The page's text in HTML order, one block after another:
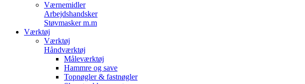
Værnemidler
Arbejdshandsker
Støvmasker m.m
Værktøj
Værktøj
Håndværktøj
Måleværktøj
Hammre og save
Topnøgler & fastnøgler